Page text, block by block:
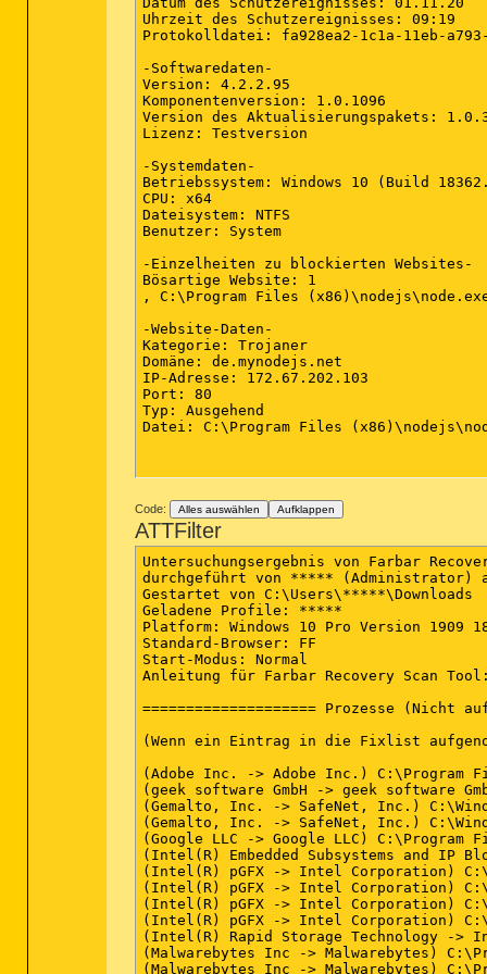
PUP.Optional.DownloadProtect.ChrPRST,
Physischer Sektor: 0
(keine bösartigen Elemente erkannt)
WMI: 0
(keine bösartigen Elemente erkannt)
(end)
Modul: 0
(keine bösartigen Elemente erkannt)
Registrierungsschlüssel: 2
PUM.Optional.DisableChromeUpdates,
PUM.Optional.DisableChromeUpdates,
Registrierungswert: 2
PUM.Optional.DisableChromeUpdates,
Registrierungsdaten: 0
(keine bösartigen Elemente erkannt)
Daten-Stream: 0
(keine bösartigen Elemente erkannt)
Ordner: 0
(keine bösartigen Elemente erkannt)
Datei: 0
(keine bösartigen Elemente erkannt)
Physischer Sektor: 0
(keine bösartigen Elemente erkannt)
(end)
Uhrzeit des Schutzereignisses: 09:19
Protokolldatei: fa928ea2-1c1a-11eb-
-Softwaredaten-
Version: 4.2.2.95
Komponentenversion: 1.0.1096
Version des Aktualisierungspakets:
Lizenz: Testversion
-Systemdaten-
Betriebssystem: Windows 10 (Build
CPU: x64
Dateisystem: NTFS
Benutzer: System
-Einzelheiten zu blockierten Websites-
Bösartige Website: 1
, C:\Program Files
-Website-Daten-
Kategorie: Trojaner
Domäne: de.mynodejs.net
IP-Adresse: 172.67.202.103
Port: 80
Typ: Ausgehend
Datei: C:\Program Files
Code: Alles auswählen Aufklappen
ATTFilter
Untersuchungsergebnis von Farbar Recovery Scan Tool (FRST) (x64) Version: 24-10-2020
durchgeführt von ***** (Administrator) auf MININT-9PM3B0M (SchenkerTechnologiesGmbH SCHENKER MEDIA (M19, GTX 1660 Ti)) (31-10-2020 12:40:42)
Gestartet von C:\Users\*****\Downloads
Geladene Profile: *****
Platform: Windows 10 Pro Version 1909 18363.1139 (X64) Sprache: Deutsch (Deutschland)
Standard-Browser: FF
Start-Modus: Normal
Anleitung für Farbar Recovery Scan Tool: hxxp://www.geekstogo.com/forum/topic/335081-frst-tutorial-how-to-use-farbar-recovery-scan-tool/

==================== Prozesse (Nicht auf der Ausnahmeliste) =================

(Wenn ein Eintrag in die Fixlist aufgenommen wird, wird der Prozess geschlossen. Die Datei wird nicht verschoben.)

(Adobe Inc. -> Adobe Inc.) C:\Program Files (x86)\Common Files\Adobe\ARM\1.0\armsvc.exe
(geek software GmbH -> geek software GmbH) C:\Program Files (x86)\PDF24\pdf24.exe <2>
(Gemalto, Inc. -> SafeNet, Inc.) C:\Windows\System32\hasplms.exe
(Gemalto, Inc. -> SafeNet, Inc.) C:\Windows\System32\hasplmv.exe
(Google LLC -> Google LLC) C:\Program Files (x86)\Google\Chrome\Application\chrome.exe <9>
(Intel(R) Embedded Subsystems and IP Blocks Group -> Intel Corporation) C:\Windows\System32\DriverStore\FileRepository\dal.inf_amd64_ffc75848a6342fdf\jhi_service.exe
(Intel(R) pGFX -> Intel Corporation) C:\Windows\System32\DriverStore\FileRepository\cui_dch.inf_amd64_ba5b1813656e5c27\igfxCUIService.exe
(Intel(R) pGFX -> Intel Corporation) C:\Windows\System32\DriverStore\FileRepository\cui_dch.inf_amd64_ba5b1813656e5c27\igfxEM.exe
(Intel(R) pGFX -> Intel Corporation) C:\Windows\System32\DriverStore\FileRepository\iigd_dch.inf_amd64_c8b28fbed38d85d1\IntelCpHDCPSvc.exe
(Intel(R) pGFX -> Intel Corporation) C:\Windows\System32\DriverStore\FileRepository\iigd_dch.inf_amd64_c8b28fbed38d85d1\IntelCpHeciSvc.exe
(Intel(R) Rapid Storage Technology -> Intel Corporation) C:\Windows\System32\DriverStore\FileRepository\iastorac.inf_amd64_c2dfc562700d3bb0\RstMwService.exe
(Malwarebytes Inc -> Malwarebytes) C:\Program Files\Malwarebytes\Anti-Malware\mbam.exe
(Malwarebytes Inc -> Malwarebytes) C:\Program Files\Malwarebytes\Anti-Malware\MBAMService.exe
(Malwarebytes Inc -> Malwarebytes) C:\Program Files\Malwarebytes\Anti-Malware\mbamtray.exe
(Microsoft Corporation -> Microsoft Corporation) C:\Program Files\Common Files\microsoft shared\ClickToRun\OfficeClickToRun.exe
(Microsoft Corporation -> Microsoft Corporation) C:\Program Files\Microsoft Office\root\Office16\ONENOTEM.EXE
(Microsoft Corporation -> Microsoft Corporation) C:\Program Files\Microsoft Office\root\Office16\OUTLOOK.EXE
(Microsoft Corporation -> Microsoft Corporation) C:\Windows\Microsoft.NET\Framework64\v3.0\WPF\PresentationFontCache.exe
(Microsoft Corporation -> Microsoft Corporation) C:\Windows\Microsoft.NET\Framework64\v4.0.30319\SMSvcHost.exe <2>
(Microsoft Corporation) C:\Program Files\WindowsApps\Microsoft.WindowsStore_12010.1001.3.0_x64__8wekyb3d8bbwe\WinStore.App.exe
(Microsoft Corporation) C:\Program Files\WindowsApps\Microsoft.ZuneMusic_10.20092.10311.0_x64__8wekyb3d8bbwe\Music.UI.exe
(Microsoft Windows -> Microsoft Corporation) C:\Windows\ImmersiveControlPanel\SystemSettings.exe
(Microsoft Windows -> Microsoft Corporation) C:\Windows\System32\dllhost.exe <2>
(Microsoft Windows -> Microsoft Corporation) C:\Windows\System32\rundll32.exe
(Microsoft Windows -> Microsoft Corporation) C:\Windows\System32\SecurityHealthHost.exe
(Microsoft Windows -> Microsoft Corporation) C:\Windows\System32\smartscreen.exe
(Microsoft Windows -> Microsoft Corporation) C:\Windows\System32\Taskmgr.exe
(Microsoft Windows -> Microsoft Corporation) C:\Windows\System32\wlanext.exe
(Microsoft Windows -> Microsoft Corporation) C:\Windows\WinSxS\amd64_microsoft-windows-servicingstack_31bf3856ad364e35_10.0.18362.1130_none_1710e2332a1b5882\TiWorker.exe
(Microsoft Windows Hardware Compatibility Publisher -> Creative Technology Ltd) C:\Windows\SysWOW64\Creative.UWPRPCService.exe
(Microsoft Windows Publisher -> Microsoft Corporation) C:\ProgramData\Microsoft\Windows Defender\Platform\4.18.2009.7-0\MsMpEng.exe
(Mozilla Corporation -> Mozilla Corporation) C:\Program Files (x86)\Mozilla Firefox\firefox.exe <12>
(NVIDIA Corporation -> Node.js) C:\Program Files (x86)\NVIDIA Corporation\NvNode\NVIDIA Web Helper.exe
(NVIDIA Corporation -> NVIDIA Corporation) C:\Program Files\NVIDIA Corporation\NvContainer\nvcontainer.exe <2>
(NVIDIA Corporation -> NVIDIA Corporation) C:\Windows\System32\DriverStore\FileRepository\nvtfi.inf_amd64_747ea34e56c46300\Display.NvContainer\NVDisplay.Container.exe <2>